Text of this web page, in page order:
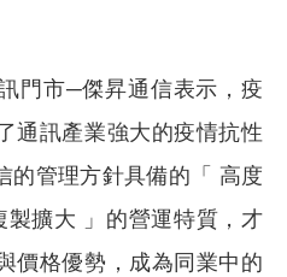
市─傑昇通信表示，疫
通訊產業強大的疫情抗性
的管理方針具備的「 高度
擴大 」的營運特質，才
價格優勢，成為同業中的